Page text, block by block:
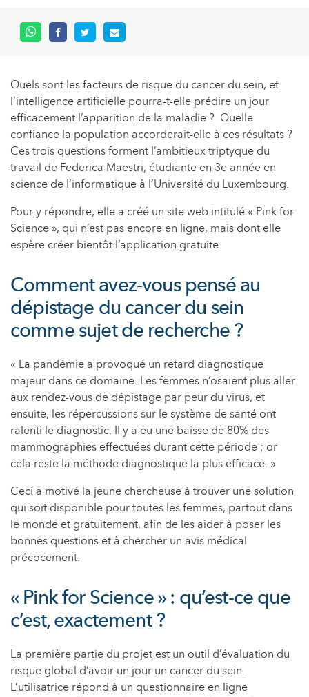
Quels sont les facteurs de risque du cancer du sein, et
l’intelligence artificielle pourra-t-elle prédire un jour
efficacement l’apparition de la maladie ? Quelle
confiance la population accorderait-elle à ces résultats ?
Ces trois questions forment l’ambitieux triptyque du
travail de Federica Maestri, étudiante en 3e année en
science de l’informatique à l’Université du Luxembourg.
Pour y répondre, elle a créé un site web intitulé « Pink for
Science », qui n’est pas encore en ligne, mais dont elle
espère créer bientôt l’application gratuite.
Comment avez-vous pensé au
dépistage du cancer du sein
comme sujet de recherche ?
« La pandémie a provoqué un retard diagnostique
majeur dans ce domaine. Les femmes n’osaient plus aller
aux rendez-vous de dépistage par peur du virus, et
ensuite, les répercussions sur le système de santé ont
ralenti le diagnostic. Il y a eu une baisse de 80% des
mammographies effectuées durant cette période ; or
cela reste la méthode diagnostique la plus efficace. »
Ceci a motivé la jeune chercheuse à trouver une solution
qui soit disponible pour toutes les femmes, partout dans
le monde et gratuitement, afin de les aider à poser les
bonnes questions et à chercher un avis médical
précocement.
« Pink for Science » : qu’est-ce que
c’est, exactement ?
La première partie du projet est un outil d’évaluation du
risque global d’avoir un jour un cancer du sein.
L’utilisatrice répond à un questionnaire en ligne